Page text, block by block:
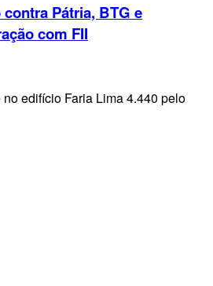
Pátria, BTG e
com FII
edifício Faria Lima 4.440 pelo